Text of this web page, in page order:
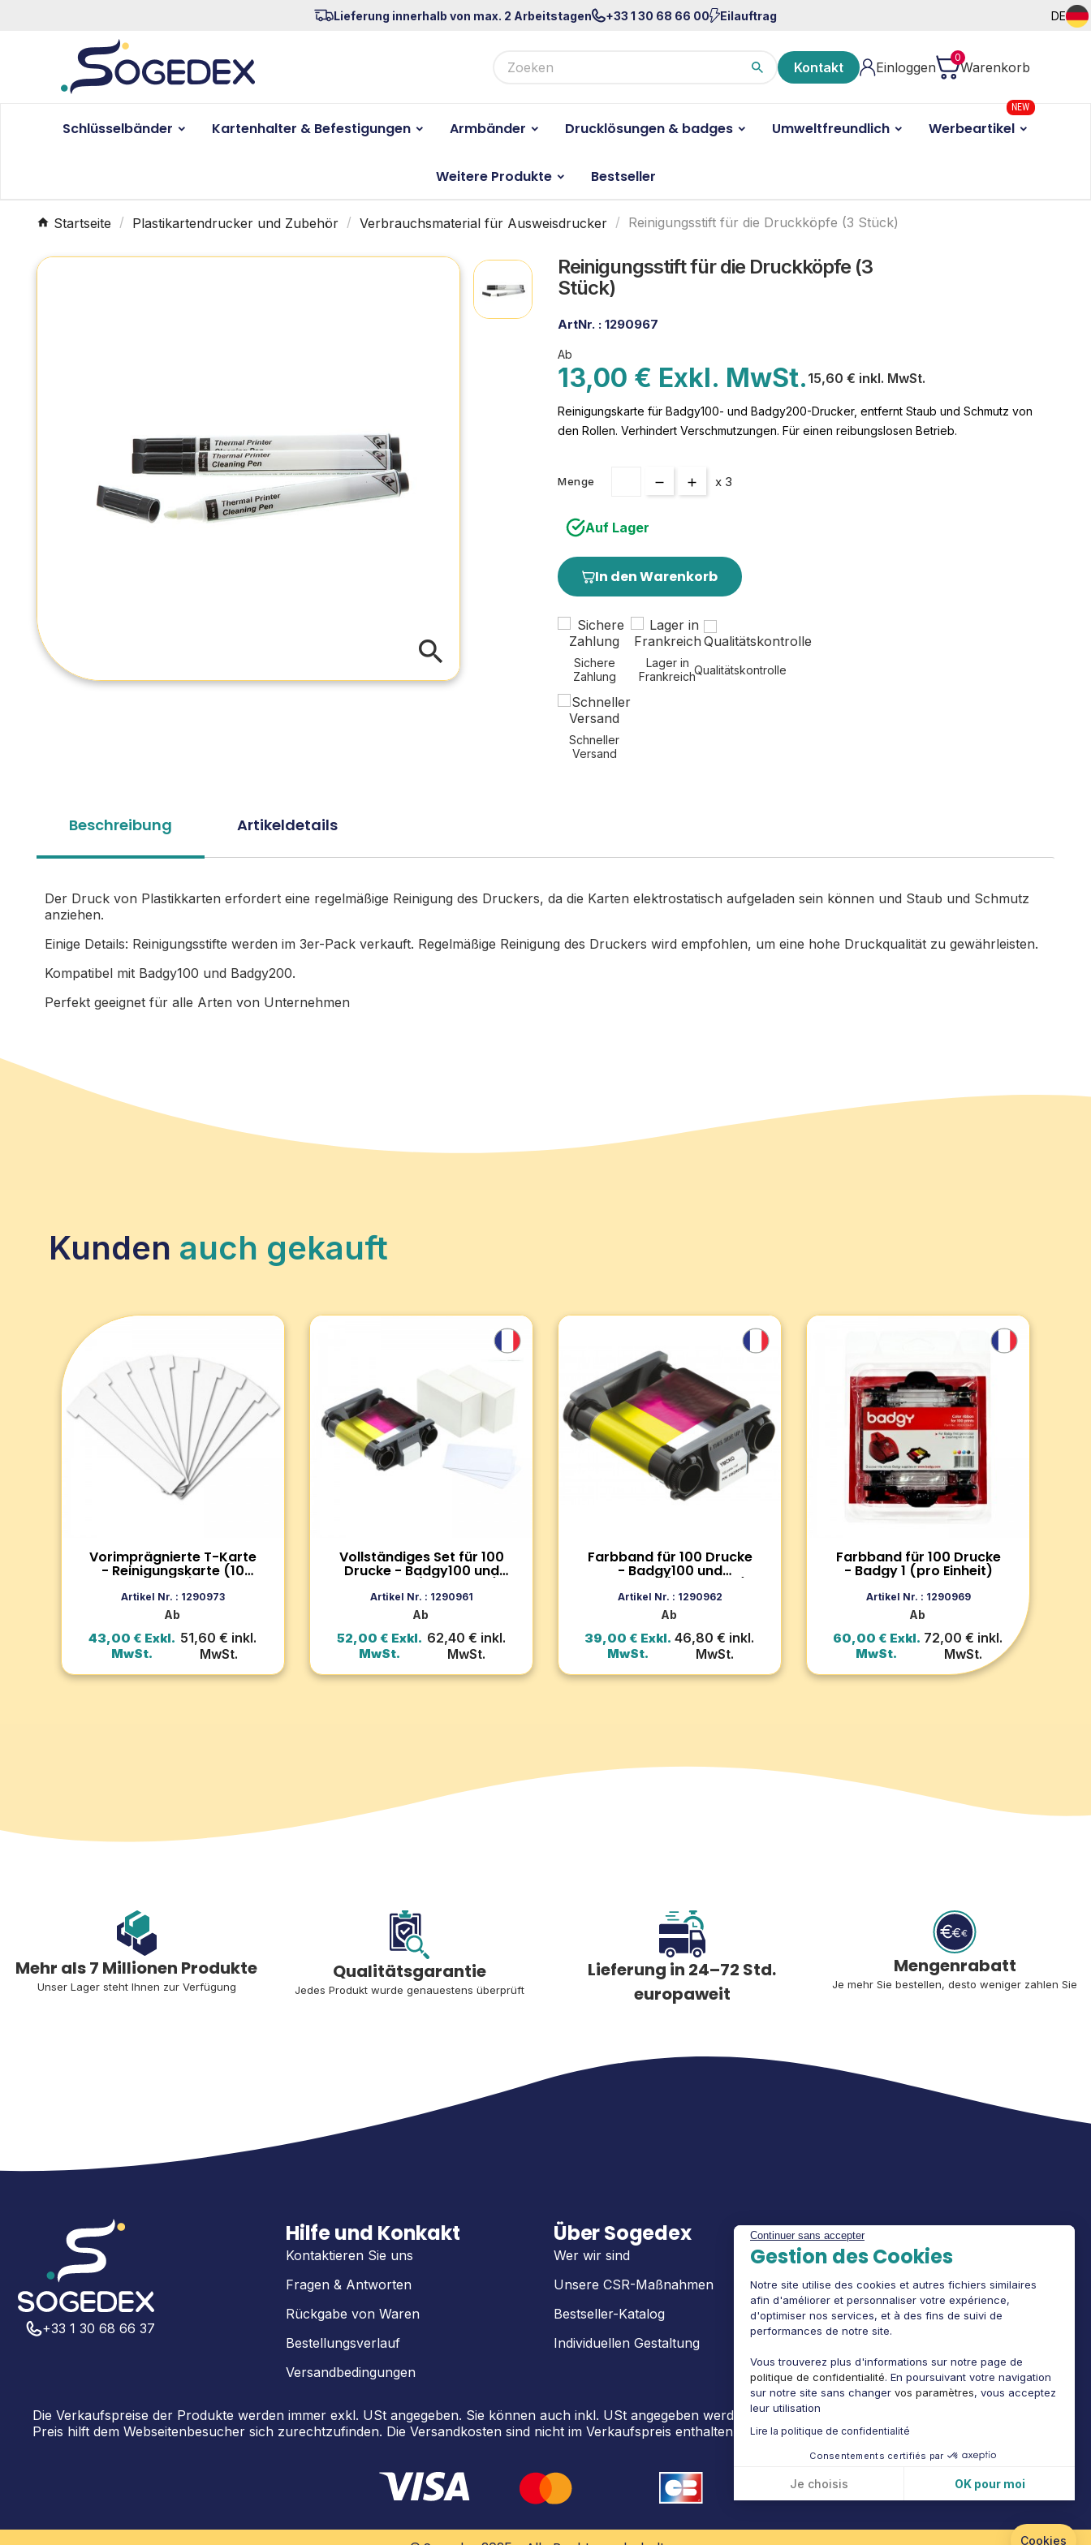
Continuer sans accepter
Gestion des Cookies
Notre site utilise des cookies et autres fichiers similaires
afin d'améliorer et personnaliser votre expérience,
d'optimiser nos services, et à des fins de suivi de
performances de notre site.
Vous trouverez plus d'informations sur notre page de
politique de confidentialité. En poursuivant votre navigation
sur notre site sans changer vos paramètres, vous acceptez
leur utilisation
Lire la politique de confidentialité
Consentements certifiés par
Je choisis OK pour moi
Cookies
Lieferung innerhalb von max. 2 Arbeitstagen +33 1 30 68 66 00 Eilauftrag DE
Kontakt Einloggen
0
Warenkorb
Schlüsselbänder Kartenhalter & Befestigungen Armbänder Drucklösungen & badges Umweltfreundlich Werbeartikel
NEW
Weitere Produkte Bestseller
Startseite Plastikartendrucker und Zubehör Verbrauchsmaterial für Ausweisdrucker Reinigungsstift für die Druckköpfe (3 Stück)
search
Reinigungsstift für die Druckköpfe (3
Stück)
ArtNr. : 1290967
Ab
13,00 € Exkl. MwSt. 15,60 € inkl. MwSt.
Reinigungskarte für Badgy100- und Badgy200-Drucker, entfernt Staub und Schmutz von
den Rollen. Verhindert Verschmutzungen. Für einen reibungslosen Betrieb.
Menge x 3
Auf Lager
In den Warenkorb
Sichere
Zahlung
Lager in
FrankreichQualitätskontrolle
Schneller
Versand
Beschreibung Artikeldetails
Der Druck von Plastikkarten erfordert eine regelmäßige Reinigung des Druckers, da die Karten elektrostatisch aufgeladen sein können und Staub und Schmutz
anziehen.
Einige Details: Reinigungsstifte werden im 3er-Pack verkauft. Regelmäßige Reinigung des Druckers wird empfohlen, um eine hohe Druckqualität zu gewährleisten.
Kompatibel mit Badgy100 und Badgy200.
Perfekt geeignet für alle Arten von Unternehmen
Kunden auch gekauft
Vorimprägnierte T-Karte -
Reinigungskarte (10 Stück)
Reinigungskarte für Badgy100- und
Badgy200-Drucker, entfernt Staub
und Schmutz von den Rollen.
Verhindert Verstopfen. Für einen
reibungslosen Betrieb.
Vorimprägnierte T-Karte
- Reinigungskarte (10
Artikel Nr. : 1290973
Ab
43,00 € Exkl.
MwSt.
51,60 € inkl.
MwSt.
Zum Produkt
Drucke - Badgy100 und
Badgy200 (pro...
Set mit 100 dicken PVC-Karten
(0,76 mm) und 1 YMCKO-Farbband.
Das Set reicht für 100 Drucke.
Vollständiges Set für 100
Drucke - Badgy100 und
Artikel Nr. : 1290961
Ab
52,00 € Exkl.
MwSt.
62,40 € inkl.
MwSt.
Zum Produkt
Farbband für 100 Drucke -
Badgy100 und Badgy200
(pro Einheit)
Farbiges Farbband für 100
Ausdrucke. Kompatibel mit
Druckermodellen Badgy100 &
Badgy200. Für ein gestochen
Farbband für 100 Drucke
- Badgy100 und
Artikel Nr. : 1290962
Ab
39,00 € Exkl.
MwSt.
46,80 € inkl.
MwSt.
Zum Produkt
Farbband für 100 Drucke -
Badgy 1 (pro Einheit)
YMCKO-Farbband für 100
Ausdrucke und Reinigungskit für
Badgy1-Drucker (ältere
Generation): Inklusive
Wattestäbchen und
selbstklebender Karte für eine
Farbband für 100 Drucke
- Badgy 1 (pro Einheit)
Artikel Nr. : 1290969
Ab
60,00 € Exkl.
MwSt.
72,00 € inkl.
MwSt.
Zum Produkt
Mehr als 7 Millionen Produkte
Unser Lager steht Ihnen zur Verfügung
Qualitätsgarantie
Jedes Produkt wurde genauestens überprüft
Lieferung in 24–72 Std.
europaweit
Mengenrabatt
Je mehr Sie bestellen, desto weniger zahlen Sie
+33 1 30 68 66 37
Hilfe und Konkakt
Kontaktieren Sie uns
Fragen & Antworten
Rückgabe von Waren
Bestellungsverlauf
Versandbedingungen
Über Sogedex
Wer wir sind
Unsere CSR-Maßnahmen
Bestseller-Katalog
Individuellen Gestaltung
Impressum
AGB
Datenschutz-Richtlinie
Rechtlicher Hinweis
Die Verkaufspreise der Produkte werden immer exkl. USt angegeben. Sie können auch inkl. USt angegeben werden. Die entsprechende Bezeichnung neben dem
Preis hilft dem Webseitenbesucher sich zurechtzufinden. Die Versandkosten sind nicht im Verkaufspreis enthalten.